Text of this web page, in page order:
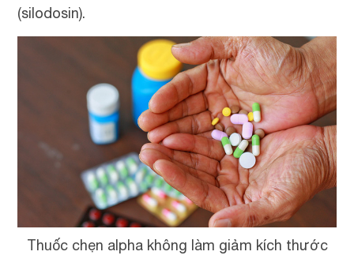
(silodosin).
Thuốc chẹn alpha không làm giảm kích thước